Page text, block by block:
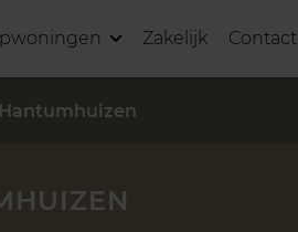
Zakelijk Contact
Hantumhuizen